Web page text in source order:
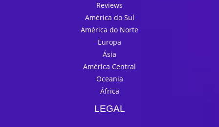
Reviews
América do Sul
América do Norte
Europa
Ásia
América Central
Oceania
África
LEGAL